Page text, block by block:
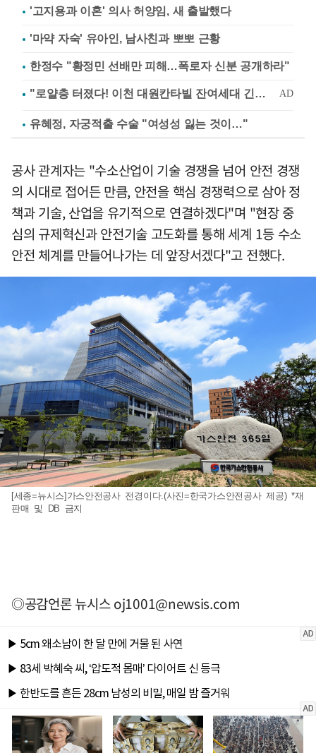
'고지용과 이혼' 의사 허양임, 새 출발했다
'마약 자숙' 유아인, 남사친과 뽀뽀 근황
한정수 "황정민 선배만 피해…폭로자 신분 공개하라"
유혜정, 자궁적출 수술 "여성성 잃는 것이…"
공사 관계자는 "수소산업이 기술 경쟁을 넘어 안전 경쟁
의 시대로 접어든 만큼, 안전을 핵심 경쟁력으로 삼아 정
책과 기술, 산업을 유기적으로 연결하겠다"며 "현장 중
심의 규제혁신과 안전기술 고도화를 통해 세계 1등 수소
안전 체계를 만들어나가는 데 앞장서겠다"고 전했다.
[세종=뉴시스]가스안전공사 전경이다.(사진=한국가스안전공사 제공) *재
판매 및 DB 금지
◎공감언론 뉴시스oj1001@newsis.com